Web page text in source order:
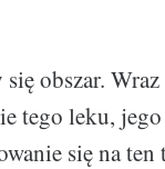
obszar.
tego leku,
się na